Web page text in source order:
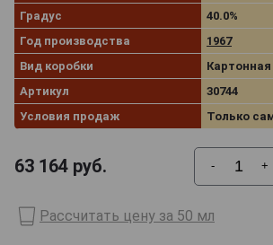
Градус
40.0%
Год производства
1967
Вид коробки
Картонная
Артикул
30744
Условия продаж
Только
63 164 руб. - +
Рассчитать цену за 50 мл